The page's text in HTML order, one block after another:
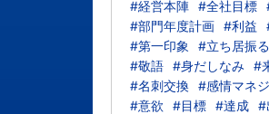
#経営本陣 #全社目標
#部門年度計画 #利益
#第一印象
#立ち居振
#敬語 #身だしなみ #
#名刺交換 #感情マネ
#意欲
#目標 #達成 #